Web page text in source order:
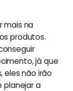
mais na
produtos.
já que
eles não irão
planejar a